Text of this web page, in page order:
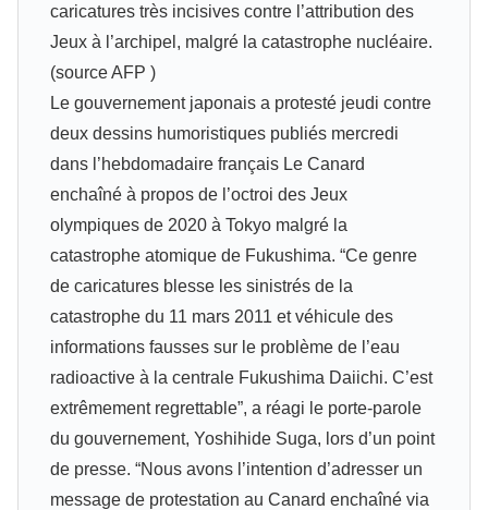
caricatures très incisives contre l’attribution des
Jeux à l’archipel, malgré la catastrophe nucléaire.
(source AFP )
Le gouvernement japonais a protesté jeudi contre
deux dessins humoristiques publiés mercredi
dans l’hebdomadaire français Le Canard
enchaîné à propos de l’octroi des Jeux
olympiques de 2020 à Tokyo malgré la
catastrophe atomique de Fukushima. “Ce genre
de caricatures blesse les sinistrés de la
catastrophe du 11 mars 2011 et véhicule des
informations fausses sur le problème de l’eau
radioactive à la centrale Fukushima Daiichi. C’est
extrêmement regrettable”, a réagi le porte-parole
du gouvernement, Yoshihide Suga, lors d’un point
de presse. “Nous avons l’intention d’adresser un
message de protestation au Canard enchaîné via